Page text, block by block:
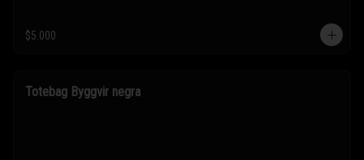
$5.000
Totebag Byggvir negra